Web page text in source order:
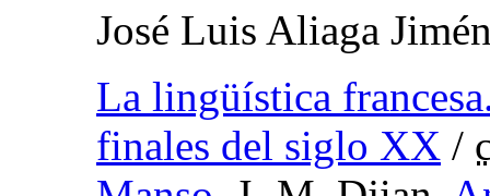
José Luis Aliaga
La lingüística
finales del siglo XX /